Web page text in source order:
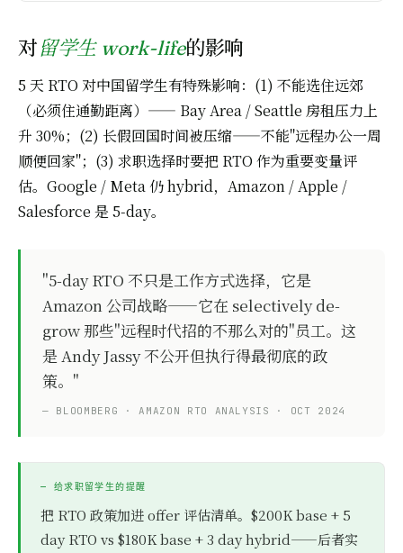
对留学生 work-life的影响
5 天 RTO 对中国留学生有特殊影响：(1) 不能选住远郊
（必须住通勤距离）—— Bay Area / Seattle 房租压力上
升 30%；(2) 长假回国时间被压缩——不能"远程办公一周
顺便回家"；(3) 求职选择时要把 RTO 作为重要变量评
估。Google / Meta 仍 hybrid，Amazon / Apple /
Salesforce 是 5-day。
"5-day RTO 不只是工作方式选择，它是
Amazon 公司战略——它在 selectively de-
grow 那些"远程时代招的不那么对的"员工。这
是 Andy Jassy 不公开但执行得最彻底的政
策。"
— BLOOMBERG · AMAZON RTO ANALYSIS · OCT 2024
— 给求职留学生的提醒
把 RTO 政策加进 offer 评估清单。$200K base + 5
day RTO vs $180K base + 3 day hybrid——后者实